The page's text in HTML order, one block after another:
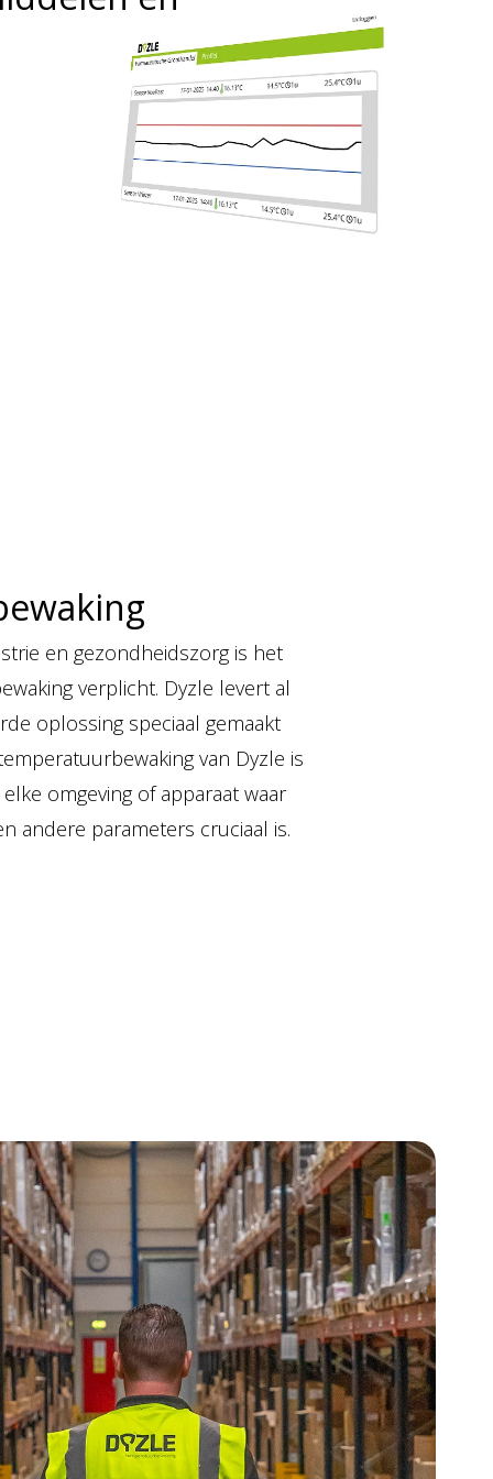
en gezondheidszorg is het
verplicht. Dyzle levert al
oplossing speciaal gemaakt
van Dyzle is
omgeving of apparaat waar
andere parameters cruciaal is.